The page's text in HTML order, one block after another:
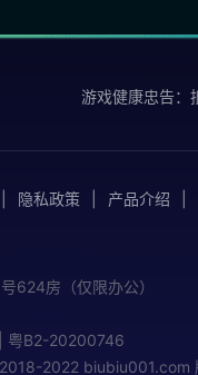
游戏健康忠告：
隐私政策 产品介绍
624房（仅限办公）
粤B2-20200746
2022 biubiu001.com